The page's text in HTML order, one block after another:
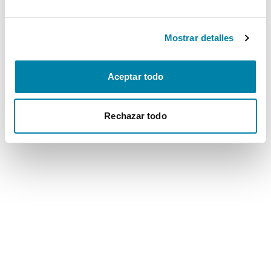
Mostrar detalles
Aceptar todo
Rechazar todo